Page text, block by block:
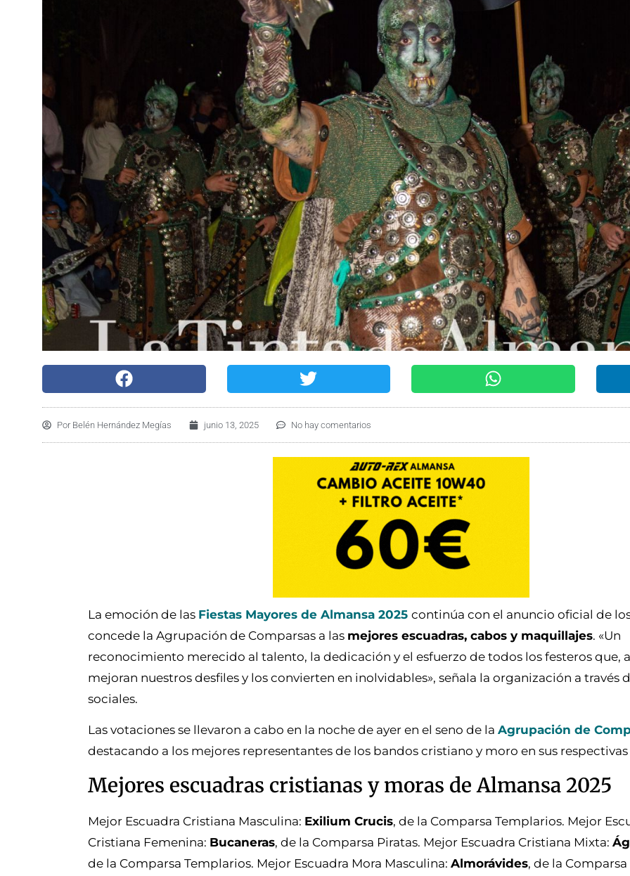
Por Belén Hernández Megías junio 13, 2025 No hay comentarios
La emoción de las Fiestas Mayores de Almansa 2025 continúa con el anuncio oficial de
concede la Agrupación de Comparsas a las mejores escuadras, cabos y maquillajes. «Un
reconocimiento merecido al talento, la dedicación y el esfuerzo de todos los festeros que,
mejoran nuestros desfiles y los convierten en inolvidables», señala la organización a través
sociales.
Las votaciones se llevaron a cabo en la noche de ayer en el seno de la Agrupación de
destacando a los mejores representantes de los bandos cristiano y moro en sus
Mejores escuadras cristianas y moras de Almansa 2025
Mejor Escuadra Cristiana Masculina: Exilium Crucis, de la Comparsa Templarios. Mejor
Cristiana Femenina: Bucaneras, de la Comparsa Piratas. Mejor Escuadra Cristiana Mixta:
de la Comparsa Templarios. Mejor Escuadra Mora Masculina: Almorávides, de la